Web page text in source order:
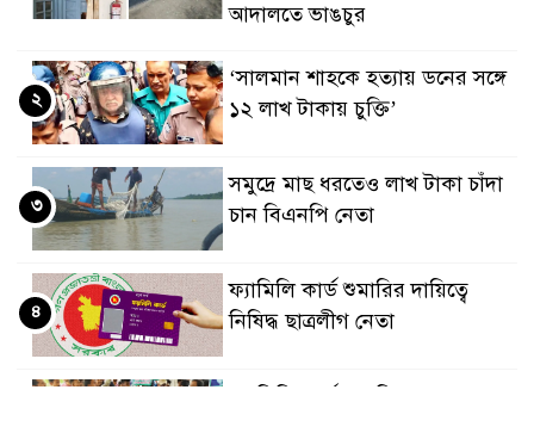
আদালতে ভাঙচুর
‘সালমান শাহকে হত্যায় ডনের সঙ্গে
১২ লাখ টাকায় চুক্তি’
২
সমু‌দ্রে মাছ ধরতেও লাখ টাকা চাঁদা
চান বিএনপি নেতা
৩
ফ্যামিলি কার্ড শুমারির দায়িত্বে
নিষিদ্ধ ছাত্রলীগ নেতা
৪